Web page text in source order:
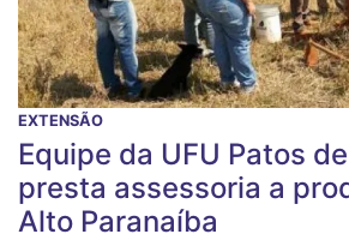
EXTENSÃO
Equipe da UFU Patos
presta assessoria a
Alto Paranaíba